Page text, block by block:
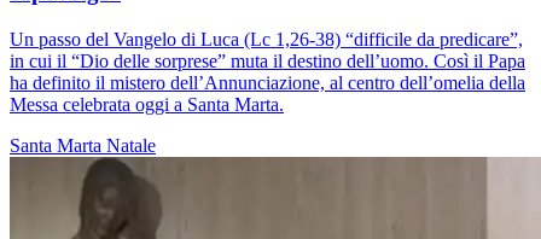
Un passo del Vangelo di Luca (Lc 1,26-38) “difficile da predicare”,
in cui il “Dio delle sorprese” muta il destino dell’uomo. Così il Papa
ha definito il mistero dell’Annunciazione, al centro dell’omelia della
Messa celebrata oggi a Santa Marta.
Santa Marta Natale